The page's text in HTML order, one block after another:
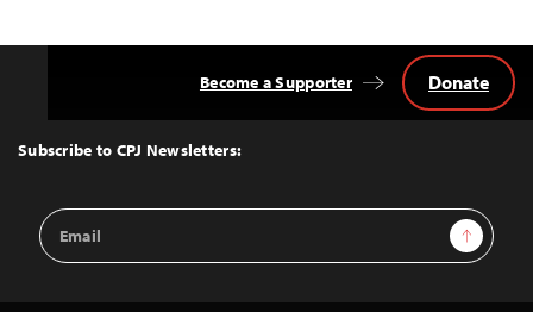
Top
Subscribe to CPJ Newsletters:
Email
Address
Sign Up
Become a Supporter Donate